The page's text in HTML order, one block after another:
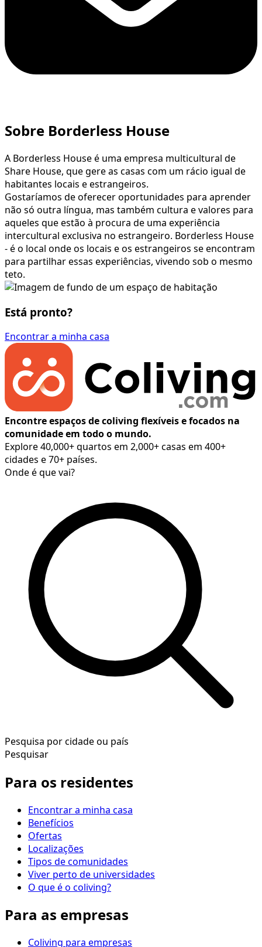
Sobre Borderless House
A Borderless House é uma empresa multicultural de
Share House, que gere as casas com um rácio igual de
habitantes locais e estrangeiros.
Gostaríamos de oferecer oportunidades para aprender
não só outra língua, mas também cultura e valores para
aqueles que estão à procura de uma experiência
intercultural exclusiva no estrangeiro. Borderless House
- é o local onde os locais e os estrangeiros se encontram
para partilhar essas experiências, vivendo sob o mesmo
teto.
Está pronto?
Encontrar a minha casa
Encontre espaços de coliving flexíveis e focados na
comunidade em todo o mundo.
Explore 40,000+ quartos em 2,000+ casas em 400+
cidades e 70+ países.
Onde é que vai?
Pesquisa por cidade ou país
Pesquisar
Para os residentes
Encontrar a minha casa
Benefícios
Ofertas
Localizações
Tipos de comunidades
Viver perto de universidades
O que é o coliving?
Para as empresas
Coliving para empresas